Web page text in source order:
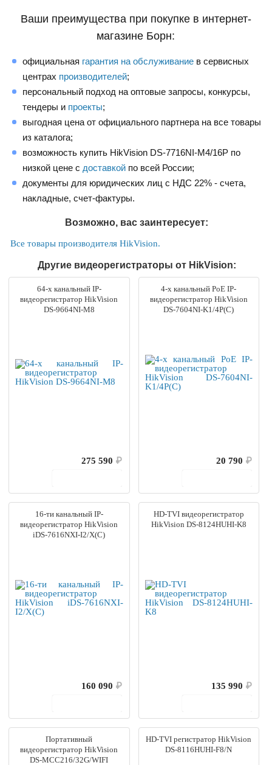
Ваши преимущества при покупке в интернет-
магазине Борн:
официальная гарантия на обслуживание в сервисных
центрах производителей;
персональный подход на оптовые запросы, конкурсы,
тендеры и проекты;
выгодная цена от официального партнера на все товары
из каталога;
возможность купить HikVision DS-7716NI-M4/16P по
низкой цене с доставкой по всей России;
документы для юридических лиц с НДС 22% - счета,
накладные, счет-фактуры.
Возможно, вас заинтересует:
Все товары производителя HikVision.
Другие видеорегистраторы от HikVision:
64-х канальный IP-
видеорегистратор HikVision
DS-9664NI-M8
275 590 ₽
4-х канальный PoE IP-
видеорегистратор HikVision
DS-7604NI-K1/4P(C)
20 790 ₽
16-ти канальный IP-
видеорегистратор HikVision
iDS-7616NXI-I2/X(C)
160 090 ₽
HD-TVI видеорегистратор
HikVision DS-8124HUHI-K8
135 990 ₽
Портативный
видеорегистратор HikVision
DS-MCC216/32G/WIFI
HD-TVI регистратор HikVision
DS-8116HUHI-F8/N